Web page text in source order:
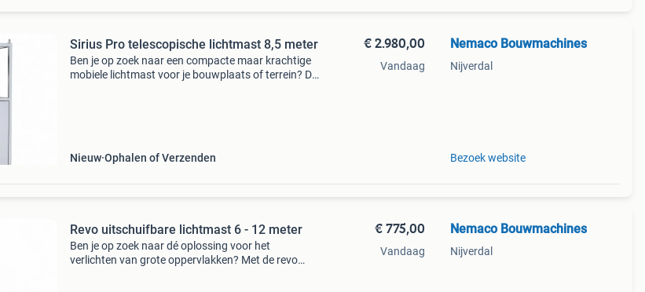
Sirius Pro telescopische lichtmast 8,5 meter
Ben je op zoek naar een compacte maar krachtige
mobiele lichtmast voor je bouwplaats of terrein? De
Nieuw Ophalen of Verzenden
€ 2.980,00
Vandaag
Nemaco Bouwmachines
Nijverdal
Bezoek website
Revo uitschuifbare lichtmast 6 - 12 meter
Ben je op zoek naar dé oplossing voor het
verlichten van grote oppervlakken? Met de revo
€ 775,00
Vandaag
Nemaco Bouwmachines
Nijverdal